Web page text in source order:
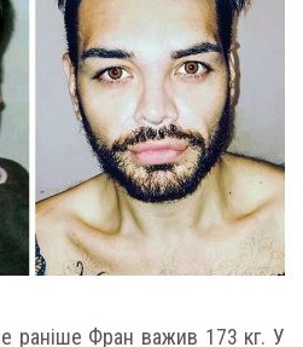
раніше Фран важив 173 кг. У